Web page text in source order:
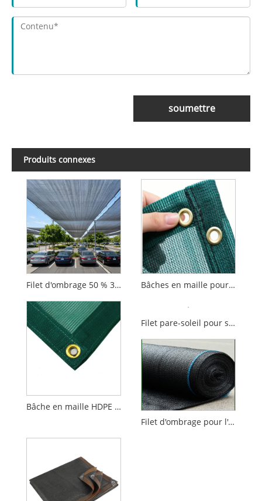
soumettre
Produits connexes
Filet d'ombrage 50 % 30 % 40 % Pe recyclé vert blanc noir filets d'ombrage solaire Bâches en maille pour remorque de camion, noir, traité contre les UV, auvent latéral rétractable, écran de confidentialité, bâche en maille pour balcon
Bâche en maille HDPE pour camion, auvent extérieur coupe-vent avec œillets pour remorque de stationnement, étang à poissons
Filet pare-soleil pour serre agricole, pépinière, jardin, tissu d'ombrage
Filet d'ombrage pour l'agriculture